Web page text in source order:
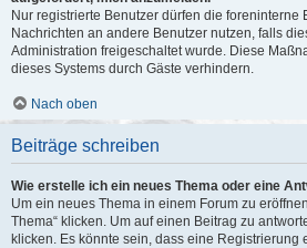
Nur registrierte Benutzer dürfen die foreninterne
Nachrichten an andere Benutzer nutzen, falls
Administration freigeschaltet wurde. Diese
dieses Systems durch Gäste verhindern.
Nach oben
Beiträge schreiben
Wie erstelle ich ein neues Thema oder eine
Um ein neues Thema in einem Forum zu
Thema“ klicken. Um auf einen Beitrag zu
klicken. Es könnte sein, dass eine Registrierung